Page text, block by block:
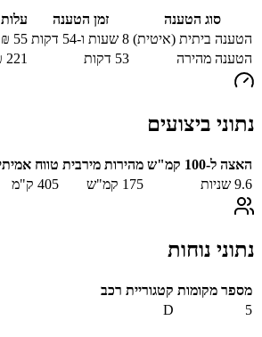
סוג הטענה זמן הטענה
הטענה ביתית (איטית) 8 שעות ו-54 דקות 55
₪
הטענה מהירה
53 דקות 221
נתוני ביצועים
האצה ל-100 קמ"ש מהירות מירבית טווח
9.6 שניות 175 קמ"ש 405 ק"מ
נתוני נוחות
מספר מקומות קטגוריית רכב
5
D